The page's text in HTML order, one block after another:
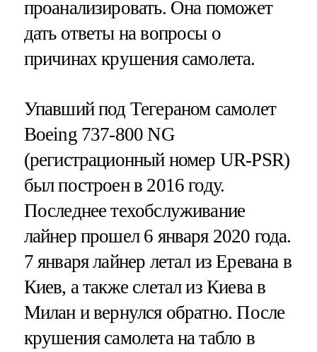
проанализировать. Она поможет
дать ответы на вопросы о
причинах крушения самолета.
Упавший под Тегераном самолет
Boeing 737-800 NG
(регистрационный номер UR-PSR)
был построен в 2016 году.
Последнее техобслуживание
лайнер прошел 6 января 2020 года.
7 января лайнер летал из Еревана в
Киев, а также слетал из Киева в
Милан и вернулся обратно. После
крушения самолета на табло в